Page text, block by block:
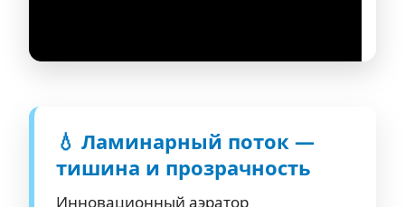
💧 Ламинарный поток —
тишина и прозрачность
Инновационный аэратор